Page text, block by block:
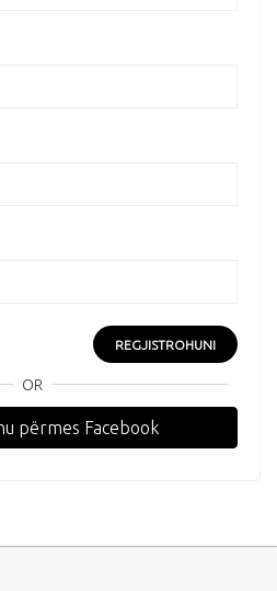
REGJISTROHUNI
OR
përmes Facebook